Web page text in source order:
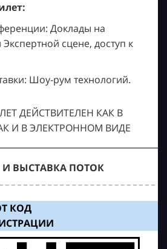
Доклады на
сцене, доступ к
Шоу-рум технологий.
ДЕЙСТВИТЕЛЕН КАК В
И В ЭЛЕКТРОННОМ ВИДЕ
ВЫСТАВКА ПОТОК
КОД